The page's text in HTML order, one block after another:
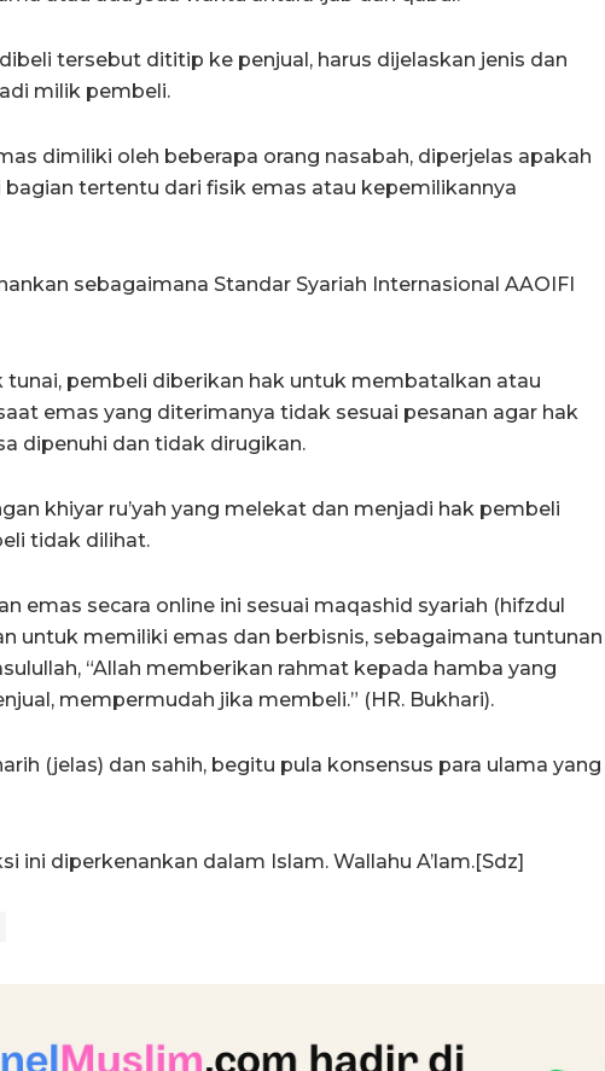
tersebut dititip ke penjual, harus dijelaskan jenis dan
milik pembeli.
dimiliki oleh beberapa orang nasabah, diperjelas apakah
tertentu dari fisik emas atau kepemilikannya
sebagaimana Standar Syariah Internasional AAOIFI
tunai, pembeli diberikan hak untuk membatalkan atau
emas yang diterimanya tidak sesuai pesanan agar hak
dipenuhi dan tidak dirugikan.
khiyar ru’yah yang melekat dan menjadi hak pembeli
tidak dilihat.
emas secara online ini sesuai maqashid syariah (hifzdul
untuk memiliki emas dan berbisnis, sebagaimana tuntunan
“Allah memberikan rahmat kepada hamba yang
mempermudah jika membeli.” (HR. Bukhari).
(jelas) dan sahih, begitu pula konsensus para ulama yang
ini diperkenankan dalam Islam. Wallahu A’lam.[Sdz]